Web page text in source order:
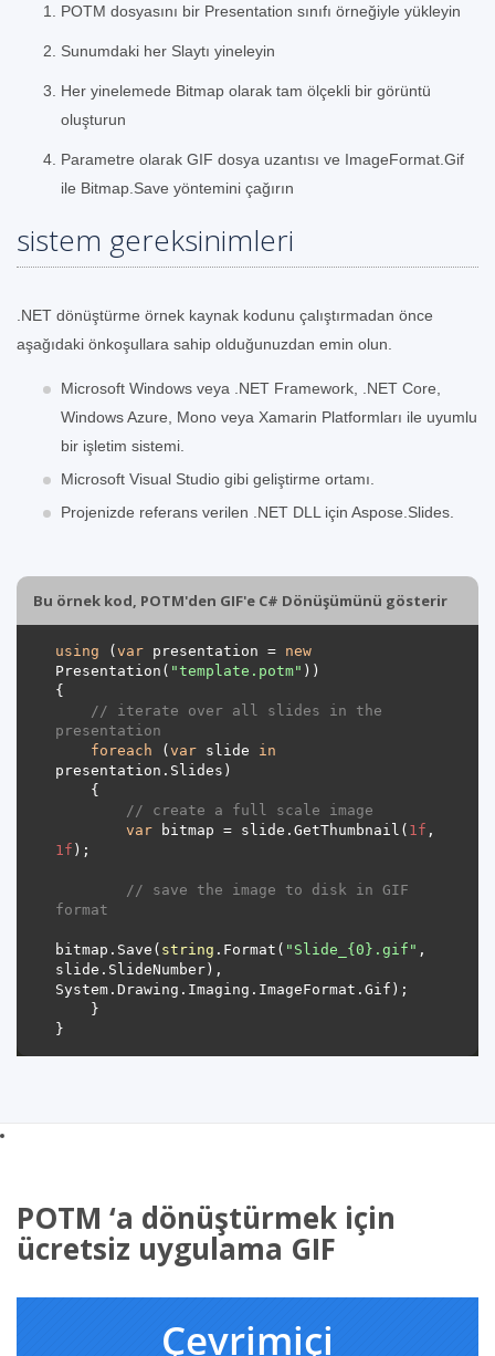
POTM dosyasını bir Presentation sınıfı örneğiyle yükleyin
Sunumdaki her Slaytı yineleyin
Her yinelemede Bitmap olarak tam ölçekli bir görüntü
oluşturun
Parametre olarak GIF dosya uzantısı ve ImageFormat.Gif
ile Bitmap.Save yöntemini çağırın
sistem gereksinimleri
.NET dönüştürme örnek kaynak kodunu çalıştırmadan önce
aşağıdaki önkoşullara sahip olduğunuzdan emin olun.
Microsoft Windows veya .NET Framework, .NET Core,
Windows Azure, Mono veya Xamarin Platformları ile uyumlu
bir işletim sistemi.
Microsoft Visual Studio gibi geliştirme ortamı.
Projenizde referans verilen .NET DLL için Aspose.Slides.
Bu örnek kod, POTM'den GIF'e C# Dönüşümünü gösterir
using (var presentation = new
Presentation( "template.potm"
// iterate over all slides in the
presentation
foreach (var slide in
// create a full scale image
var bitmap = slide.GetThumbnail( 1f
1f
// save the image to disk in GIF
format
bitmap.Save( string .Format( "Slide_{0}.gif" ,
slide.SlideNumber),
POTM ‘a dönüştürmek için
ücretsiz uygulama GIF